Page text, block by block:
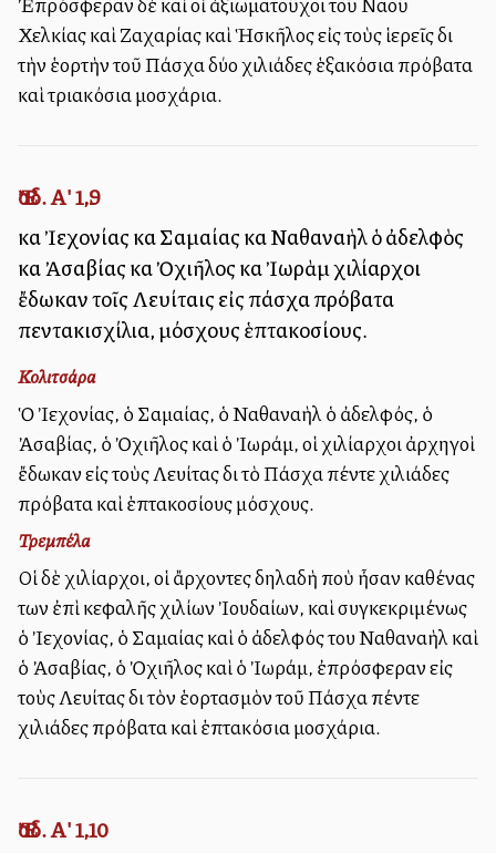
Χελκίας καὶ Ζαχαρίας καὶ Ἡσκῆλος εἰς τοὺς ἱερεῖς διὰ
τὴν ἑορτὴν τοῦ Πάσχα δύο χιλιάδες ἑξακόσια πρόβατα
καὶ τριακόσια μοσχάρια.
Ἔσδ. Α' 1,9
καὶ Ἰεχονίας καὶ Σαμαίας καὶ Ναθαναὴλ ὁ ἀδελφὸς
καὶ Ἀσαβίας καὶ Ὀχιῆλος καὶ Ἰωρὰμ χιλίαρχοι
ἔδωκαν τοῖς Λευίταις εἰς πάσχα πρόβατα
πεντακισχίλια, μόσχους ἑπτακοσίους.
Κολιτσάρα
Ὁ Ἰεχονίας, ὁ Σαμαίας, ὁ Ναθαναὴλ ὁ ἀδελφός, ὁ
Ἀσαβίας, ὁ Ὀχιῆλος καὶ ὁ Ἰωράμ, οἱ χιλίαρχοι ἀρχηγοὶ
ἔδωκαν εἰς τοὺς Λευίτας διὰ τὸ Πάσχα πέντε χιλιάδες
πρόβατα καὶ ἑπτακοσίους μόσχους.
Τρεμπέλα
Οἱ δὲ χιλίαρχοι, οἱ ἄρχοντες δηλαδὴ ποὺ ἦσαν καθένας
των ἐπὶ κεφαλῆς χιλίων Ἰουδαίων, καὶ συγκεκριμένως
ὁ Ἰεχονίας, ὁ Σαμαίας καὶ ὁ ἀδελφός του Ναθαναὴλ καὶ
ὁ Ἀσαβίας, ὁ Ὀχιῆλος καὶ ὁ Ἰωράμ, ἐπρόσφεραν εἰς
τοὺς Λευίτας διὰ τὸν ἑορτασμὸν τοῦ Πάσχα πέντε
χιλιάδες πρόβατα καὶ ἑπτακόσια μοσχάρια.
Ἔσδ. Α' 1,10